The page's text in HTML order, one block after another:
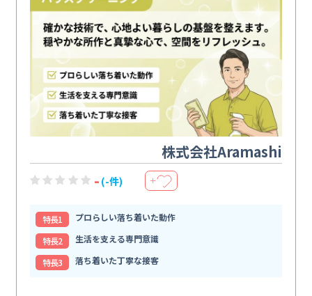
株式会社Aramashi
- (-件) ＋
特⻑1
プロらしい落ち着いた動作
特⻑2
生活を支える専門意識
特⻑3
落ち着いた丁寧な接客